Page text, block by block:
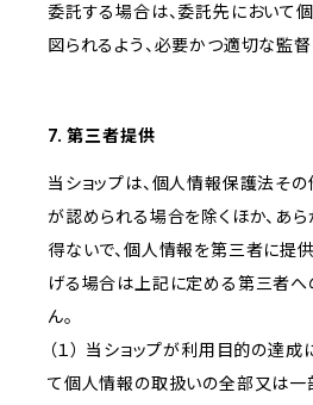
委託する場合は、委託先において
図られるよう、必要かつ適切な監督
7. 第三者提供
当ショップは、個人情報保護法そ
が認められる場合を除くほか、あ
得ないで、個人情報を第三者に提供
げる場合は上記に定める第三者へ
ん。
（１） 当ショップが利用目的の達
て個人情報の取扱いの全部又は一